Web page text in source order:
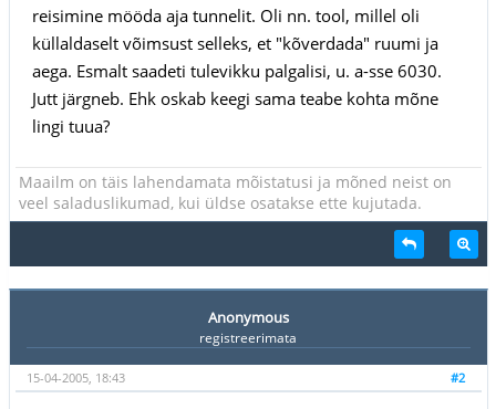
reisimine mööda aja tunnelit. Oli nn. tool, millel oli
küllaldaselt võimsust selleks, et "kõverdada" ruumi ja
aega. Esmalt saadeti tulevikku palgalisi, u. a-sse 6030.
Jutt järgneb. Ehk oskab keegi sama teabe kohta mõne
lingi tuua?
Maailm on täis lahendamata mõistatusi ja mõned neist on
veel saladuslikumad, kui üldse osatakse ette kujutada.
Anonymous
registreerimata
#2
15-04-2005, 18:43